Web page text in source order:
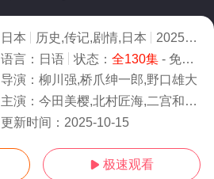
日本 历史,传记,剧情,日本 2025
7.0
语言： 日语 状态： 全130集- 免费在线观看
导演： 柳川强,桥爪绅一郎,野口雄大
主演： 今田美樱,北村匠海,二宫和也,松岛菜菜子,加濑亮,江口德子,河合优实,
更新时间： 2025-10-15
 极速观看